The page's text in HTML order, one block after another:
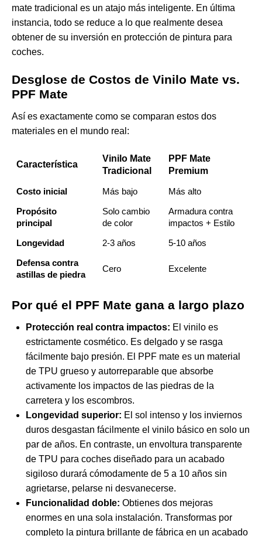
mate tradicional es un atajo más inteligente. En última
instancia, todo se reduce a lo que realmente desea
obtener de su inversión en protección de pintura para
coches.
Desglose de Costos de Vinilo Mate vs.
PPF Mate
Así es exactamente como se comparan estos dos
materiales en el mundo real:
Característica
Vinilo Mate
Tradicional
PPF Mate
Premium
Costo inicial Más bajo
Más alto
Propósito
principal
Solo cambio
de color
Armadura contra
impactos + Estilo
Longevidad
2-3 años
5-10 años
Defensa contra
astillas de piedra
Cero Excelente
Por qué el PPF Mate gana a largo plazo
Protección real contra impactos: El vinilo es
estrictamente cosmético. Es delgado y se rasga
fácilmente bajo presión. El PPF mate es un material
de TPU grueso y autorreparable que absorbe
activamente los impactos de las piedras de la
carretera y los escombros.
Longevidad superior: El sol intenso y los inviernos
duros desgastan fácilmente el vinilo básico en solo un
par de años. En contraste, un envoltura transparente
de TPU para coches diseñado para un acabado
sigiloso durará cómodamente de 5 a 10 años sin
agrietarse, pelarse ni desvanecerse.
Funcionalidad doble: Obtienes dos mejoras
enormes en una sola instalación. Transformas por
completo la pintura brillante de fábrica en un acabado